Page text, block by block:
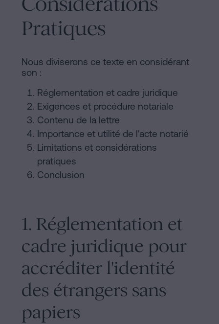
Processus
Éditorial
Contenus
Personalizar
cookies
Suivez-
réseaux
sociaux
d'habitabilité
Contacter
Pratiques
Nous diviserons ce texte en considérant
son :
Réglementation et cadre juridique
Exigences et procédure notariale
Contenu de la lettre
Importance et utilité de l'acte notarié
Limitations et considérations
pratiques
Conclusion
1. Réglementation et
cadre juridique pour
accréditer l'identité
des étrangers sans
papiers